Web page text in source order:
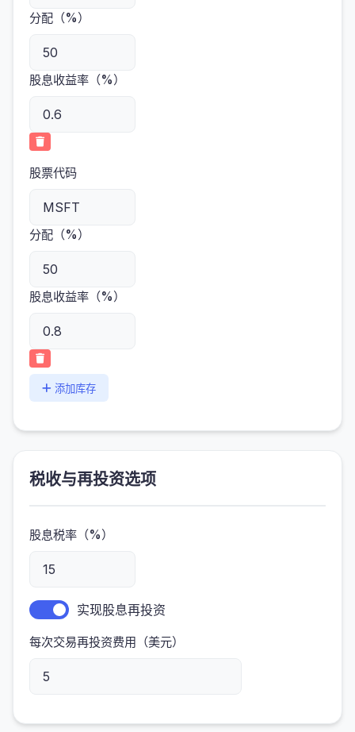
分配（%）
股息收益率（%）
股票代码
分配（%）
股息收益率（%）
添加库存
税收与再投资选项
股息税率（%）
实现股息再投资
每次交易再投资费用（美元）